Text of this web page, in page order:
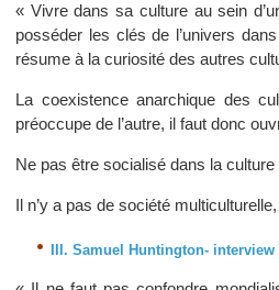
« Vivre dans sa culture au sein
posséder les clés de l’univers
résume à la curiosité des autres
La coexistence anarchique des
préoccupe de l’autre, il faut donc
Ne pas être socialisé dans la
Il n’y a pas de société
III. Samuel Huntington-